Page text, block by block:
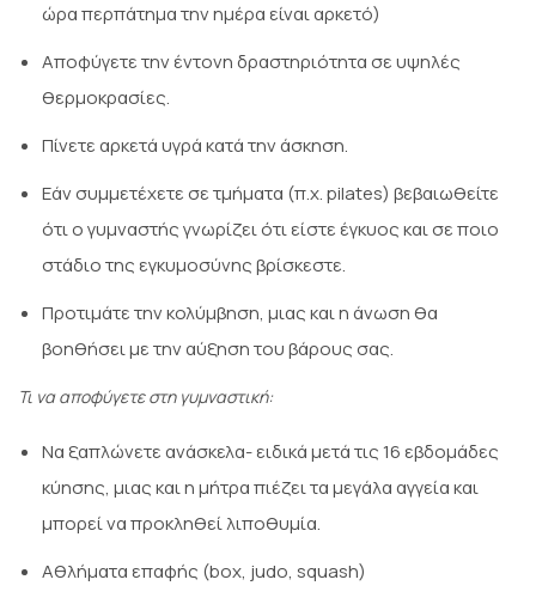
ώρα περπάτημα την ημέρα είναι αρκετό)
Αποφύγετε την έντονη δραστηριότητα σε υψηλές
θερμοκρασίες.
Πίνετε αρκετά υγρά κατά την άσκηση.
Εάν συμμετέχετε σε τμήματα (π.χ. pilates) βεβαιωθείτε
ότι ο γυμναστής γνωρίζει ότι είστε έγκυος και σε ποιο
στάδιο της εγκυμοσύνης βρίσκεστε.
Προτιμάτε την κολύμβηση, μιας και η άνωση θα
βοηθήσει με την αύξηση του βάρους σας.
Τι να αποφύγετε στη γυμναστική:
Να ξαπλώνετε ανάσκελα- ειδικά μετά τις 16 εβδομάδες
κύησης, μιας και η μήτρα πιέζει τα μεγάλα αγγεία και
μπορεί να προκληθεί λιποθυμία.
Αθλήματα επαφής (box, judo, squash)